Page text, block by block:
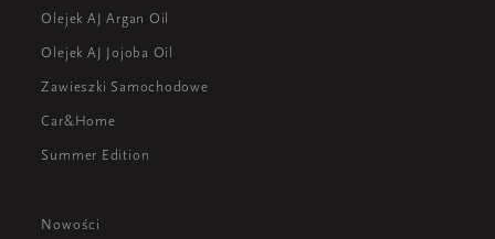
Olejek AJ Argan Oil
Olejek AJ Jojoba Oil
Zawieszki Samochodowe
Car&Home
Summer Edition
Nowości